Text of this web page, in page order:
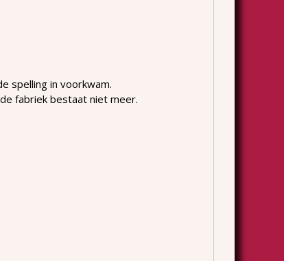
spelling in voorkwam.
fabriek bestaat niet meer.